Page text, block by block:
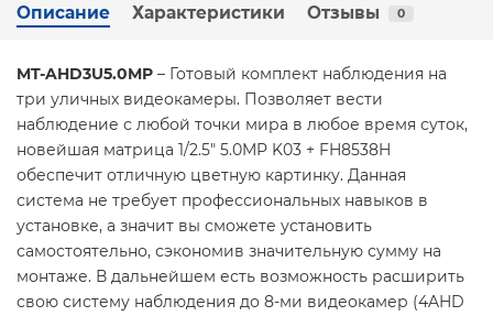
Описание Характеристики Отзывы 0
MT-AHD3U5.0MP – Готовый комплект наблюдения на
три уличных видеокамеры. Позволяет вести
наблюдение с любой точки мира в любое время суток,
новейшая матрица 1/2.5" 5.0MP K03 + FH8538H
обеспечит отличную цветную картинку. Данная
система не требует профессиональных навыков в
установке, а значит вы сможете установить
самостоятельно, сэкономив значительную сумму на
монтаже. В дальнейшем есть возможность расширить
свою систему наблюдения до 8-ми видеокамер (4AHD